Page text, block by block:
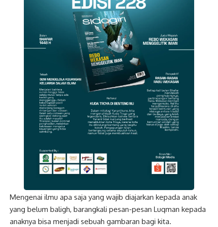
Mengenai ilmu apa saja yang wajib diajarkan kepada anak
yang belum baligh, barangkali pesan-pesan Luqman kepada
anaknya bisa menjadi sebuah gambaran bagi kita.